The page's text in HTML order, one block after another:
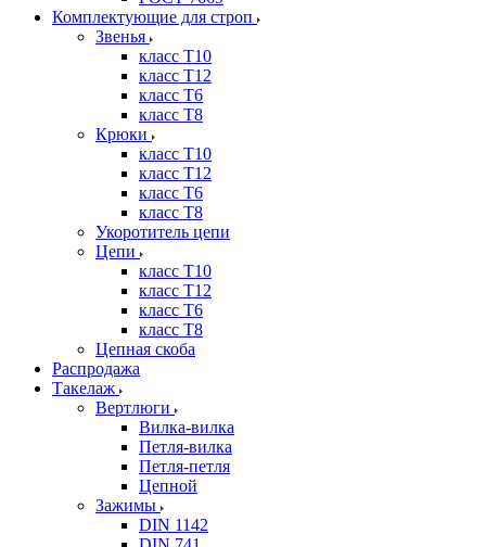
Комплектующие для строп
Звенья
класс Т10
класс Т12
класс Т6
класс Т8
Крюки
класс Т10
класс Т12
класс Т6
класс Т8
Укоротитель цепи
Цепи
класс Т10
класс Т12
класс Т6
класс Т8
Цепная скоба
Распродажа
Такелаж
Вертлюги
Вилка-вилка
Петля-вилка
Петля-петля
Цепной
Зажимы
DIN 1142